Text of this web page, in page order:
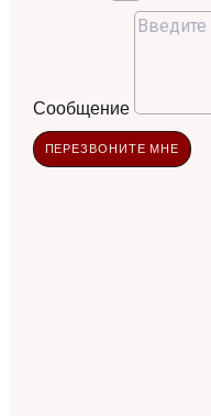
Сообщение
ПЕРЕЗВОНИТЕ МНЕ